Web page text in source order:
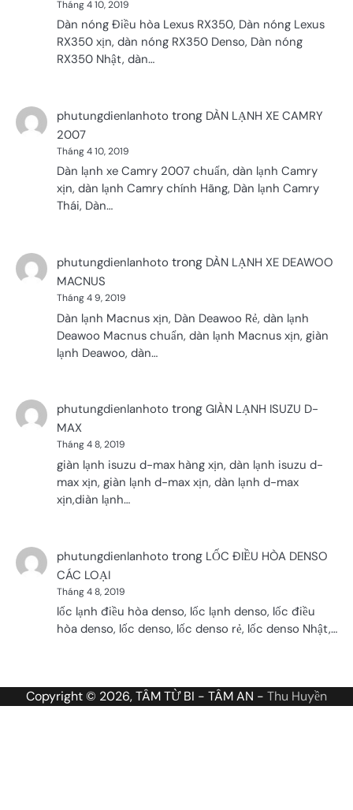
Tháng 4 10, 2019
Dàn nóng Điều hòa Lexus RX350, Dàn nóng Lexus
RX350 xịn, dàn nóng RX350 Denso, Dàn nóng
RX350 Nhật, dàn…
phutungdienlanhoto trong DÀN LẠNH XE CAMRY
2007
Tháng 4 10, 2019
Dàn lạnh xe Camry 2007 chuẩn, dàn lạnh Camry
xịn, dàn lạnh Camry chính Hãng, Dàn lạnh Camry
Thái, Dàn…
phutungdienlanhoto trong DÀN LẠNH XE DEAWOO
MACNUS
Tháng 4 9, 2019
Dàn lạnh Macnus xịn, Dàn Deawoo Rẻ, dàn lạnh
Deawoo Macnus chuẩn, dàn lạnh Macnus xịn, giàn
lạnh Deawoo, dàn…
phutungdienlanhoto trong GIÀN LẠNH ISUZU D-
MAX
Tháng 4 8, 2019
giàn lạnh isuzu d-max hàng xịn, dàn lạnh isuzu d-
max xịn, giàn lạnh d-max xịn, dàn lạnh d-max
xịn,diàn lạnh…
phutungdienlanhoto trong LỐC ĐIỀU HÒA DENSO
CÁC LOẠI
Tháng 4 8, 2019
lốc lạnh điều hòa denso, lốc lạnh denso, lốc điều
hòa denso, lốc denso, lốc denso rẻ, lốc denso Nhật,…
Copyright © 2026, TÂM TỪ BI - TÂM AN - Thu Huyền